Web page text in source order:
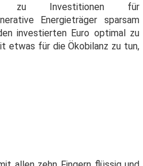
zu Investitionen für
Energieträger sparsam
investierten Euro optimal zu
etwas für die Ökobilanz zu tun,